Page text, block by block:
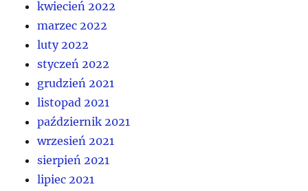
kwiecień 2022
marzec 2022
luty 2022
styczeń 2022
grudzień 2021
listopad 2021
październik 2021
wrzesień 2021
sierpień 2021
lipiec 2021